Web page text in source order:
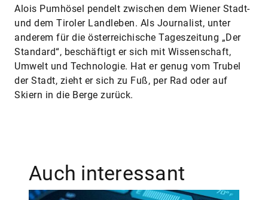
Alois Pumhösel pendelt zwischen dem Wiener Stadt-
und dem Tiroler Landleben. Als Journalist, unter
anderem für die österreichische Tageszeitung „Der
Standard“, beschäftigt er sich mit Wissenschaft,
Umwelt und Technologie. Hat er genug vom Trubel
der Stadt, zieht er sich zu Fuß, per Rad oder auf
Skiern in die Berge zurück.
Auch interessant